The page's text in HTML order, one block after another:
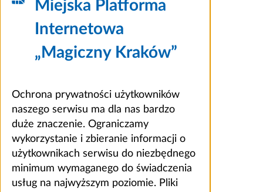
Miejska Platforma
Internetowa
„Magiczny Kraków”
Ochrona prywatności użytkowników
naszego serwisu ma dla nas bardzo
duże znaczenie. Ograniczamy
wykorzystanie i zbieranie informacji o
użytkownikach serwisu do niezbędnego
minimum wymaganego do świadczenia
usług na najwyższym poziomie. Pliki